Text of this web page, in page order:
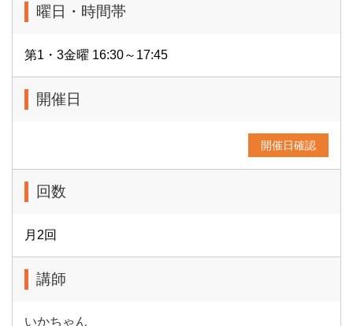
曜日・時間帯
第1・3金曜 16:30～17:45
開催日
開催日確認
回数
月2回
講師
いかちゃん